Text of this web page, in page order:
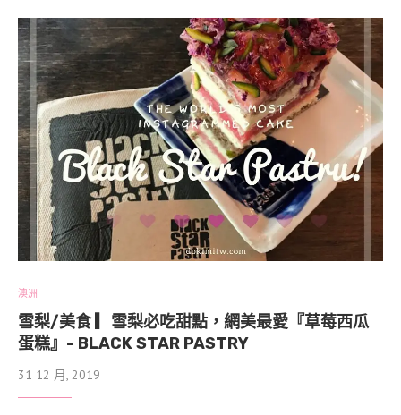
澳洲
雪梨/美食 ▎雪梨必吃甜點，網美最愛『草莓西瓜
蛋糕』- BLACK STAR PASTRY
31 12 月, 2019